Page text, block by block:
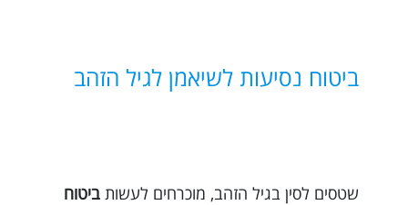
ביטוח נסיעות לשיאמן לגיל הזהב
שטסים לסין בגיל הזהב, מוכרחים לעשות ביטוח